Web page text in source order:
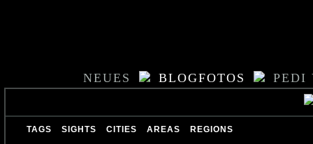
NEUES BLOGFOTOS PEDI
TAGS SIGHTS CITIES AREAS REGIONS